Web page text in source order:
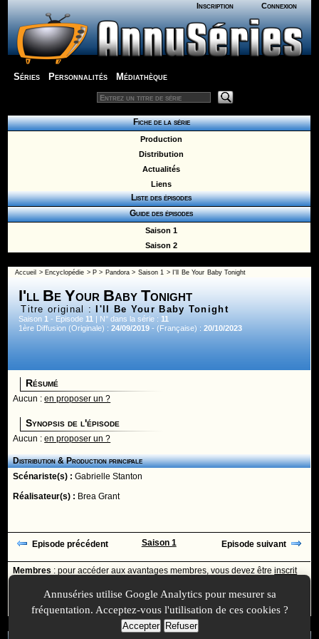
Inscription Connexion
Séries Personnalités Médiathèque
Fiche de la série
Production
Distribution
Actualités
Liens
Liste des épisodes
Guide des épisodes
Saison 1
Saison 2
Accueil > Encyclopédie > P > Pandora> Saison 1 > I'll Be Your Baby Tonight
I'll Be Your Baby Tonight
Titre original : I'll Be Your Baby Tonight
Saison1 - Episode11 | N° dans la série :11
1ère Diffusion (Originale) :24/09/2019 - (Française) :20/10/2023
Résumé
Aucun :en proposer un ?
Synopsis de l'épisode
Aucun :en proposer un ?
Distribution & Production principale
Scénariste(s) :Gabrielle Stanton
Réalisateur(s) : Brea Grant
Episode précédent Saison 1 Episode suivant
Membres : pour accéder aux avantages membres, vous devez êtreinscrit
Ajoutée le :30/11/-0001 à 00:00 -Mise à jour le :08/10/2019 à 23:48
Annuséries utilise Google Analytics pour mesurer sa
fréquentation. Acceptez-vous l'utilisation de ces cookies ?
Accepter Refuser